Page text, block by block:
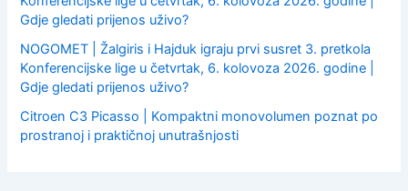
Gdje gledati prijenos uživo?
NOGOMET | Žalgiris i Hajduk igraju prvi susret 3. pretkola
Konferencijske lige u četvrtak, 6. kolovoza 2026. godine |
Gdje gledati prijenos uživo?
Citroen C3 Picasso | Kompaktni monovolumen poznat po
prostranoj i praktičnoj unutrašnjosti